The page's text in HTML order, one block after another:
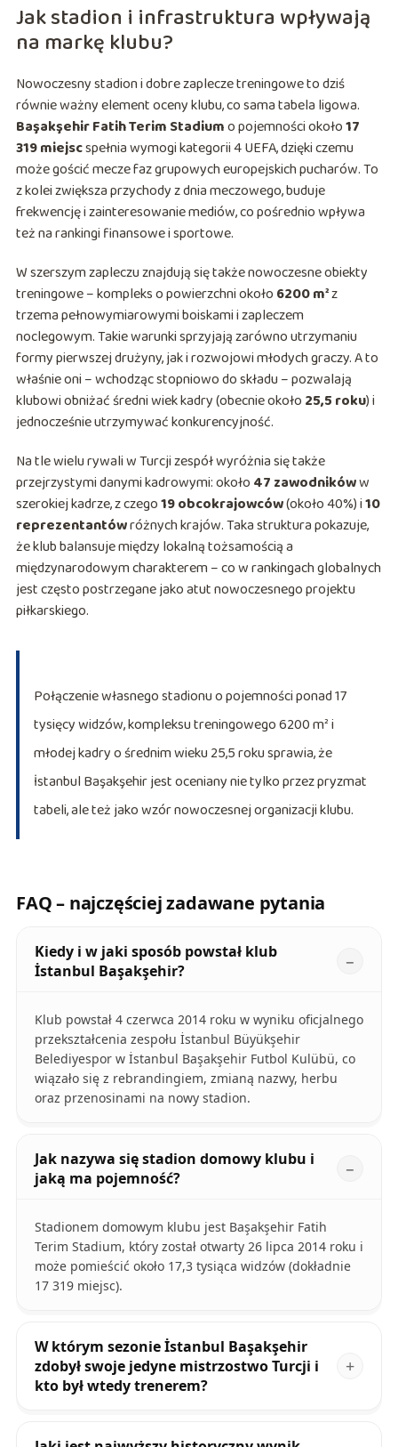
Jak stadion i infrastruktura wpływają
na markę klubu?
Nowoczesny stadion i dobre zaplecze treningowe to dziś
równie ważny element oceny klubu, co sama tabela ligowa.
Başakşehir Fatih Terim Stadiumo pojemności około17
319 miejscspełnia wymogi kategorii 4 UEFA, dzięki czemu
może gościć mecze faz grupowych europejskich pucharów. To
z kolei zwiększa przychody z dnia meczowego, buduje
frekwencję i zainteresowanie mediów, co pośrednio wpływa
też na rankingi finansowe i sportowe.
W szerszym zapleczu znajdują się także nowoczesne obiekty
treningowe – kompleks o powierzchni około 6200 m²z
trzema pełnowymiarowymi boiskami i zapleczem
noclegowym. Takie warunki sprzyjają zarówno utrzymaniu
formy pierwszej drużyny, jak i rozwojowi młodych graczy. A to
właśnie oni – wchodząc stopniowo do składu – pozwalają
klubowi obniżać średni wiek kadry (obecnie około 25,5 roku) i
jednocześnie utrzymywać konkurencyjność.
Na tle wielu rywali w Turcji zespół wyróżnia się także
przejrzystymi danymi kadrowymi: około 47 zawodnikóww
szerokiej kadrze, z czego19 obcokrajowców(około 40%) i10
reprezentantówróżnych krajów. Taka struktura pokazuje,
że klub balansuje między lokalną tożsamością a
międzynarodowym charakterem – co w rankingach globalnych
jest często postrzegane jako atut nowoczesnego projektu
piłkarskiego.
Połączenie własnego stadionu o pojemności ponad 17
tysięcy widzów, kompleksu treningowego 6200 m² i
młodej kadry o średnim wieku 25,5 roku sprawia, że
İstanbul Başakşehir jest oceniany nie tylko przez pryzmat
tabeli, ale też jako wzór nowoczesnej organizacji klubu.
FAQ – najczęściej zadawane pytania
Kiedy i w jaki sposób powstał klub
İstanbul Başakşehir?
Klub powstał 4 czerwca 2014 roku w wyniku oficjalnego
przekształcenia zespołu İstanbul Büyükşehir
Belediyespor w İstanbul Başakşehir Futbol Kulübü, co
wiązało się z rebrandingiem, zmianą nazwy, herbu
oraz przenosinami na nowy stadion.
Jak nazywa się stadion domowy klubu i
jaką ma pojemność?
Stadionem domowym klubu jest Başakşehir Fatih
Terim Stadium, który został otwarty 26 lipca 2014 roku i
może pomieścić około 17,3 tysiąca widzów (dokładnie
17 319 miejsc).
W którym sezonie İstanbul Başakşehir
zdobył swoje jedyne mistrzostwo Turcji i
kto był wtedy trenerem?